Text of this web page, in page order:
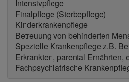
Intensivpflege
Finalpflege (Sterbepflege)
Kinderkrankenpflege
Betreuung von behinderten
Spezielle Krankenpflege z.B.
Erkrankten, parental Ernährten,
Fachpsychiatrische